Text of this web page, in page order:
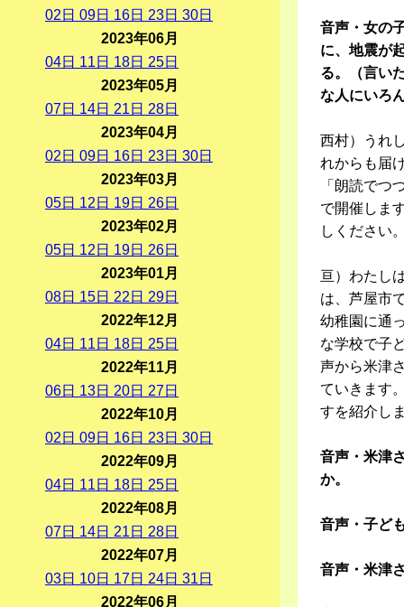
音声・女の
に、地震が
る。（言い
な人にいろ
西村）うれ
れからも届
「朗読でつ
で開催しま
しください
亘）わたし
は、芦屋市
幼稚園に通
な学校で子
声から米津
ていきます
すを紹介し
音声・米津
か。
音声・子ど
音声・米津
02 日 09日 16日 23日 30日
2023年06月
04日 11 日 18日 25日
2023年05月
07日 14日 21 日 28日
2023年04月
02 日 09日 16日 23日 30日
2023年03月
05日 12 日 19日 26日
2023年02月
05日 12 日 19日 26日
2023年01月
08日 15日 22 日 29日
2022年12月
04日 11 日 18日 25日
2022年11月
06日 13日 20日 27日
2022年10月
02 日 09日 16日 23日 30日
2022年09月
04日 11 日 18日 25日
2022年08月
07日 14日 21 日 28日
2022年07月
03日 10日 17日 24日 31 日
2022年06月